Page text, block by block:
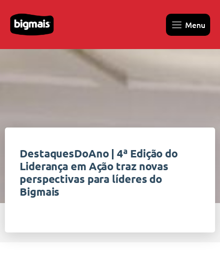
Menu
DestaquesDoAno | 4ª Edição do
Liderança em Ação traz novas
perspectivas para líderes do
Bigmais